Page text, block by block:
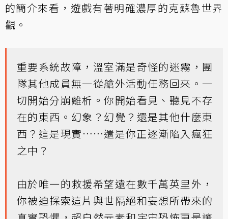
的簡介來看，遊戲有著明確濃厚的克蘇魯世界
觀。
重要系統故障，溫室滿是奇怪的迷霧，團
隊其他成員無一從艙外活動任務回來。一
切開始分崩離析。你開始看見、聽見不存
在的東西。幻象？幻覺？還是其他什麼東
西？這是現實……還是你正逐漸陷入瘋狂
之中？
由於唯一的救援希望遠在數千萬英里外，
你被迫探索這片與世隔絕和妄想所帶來的